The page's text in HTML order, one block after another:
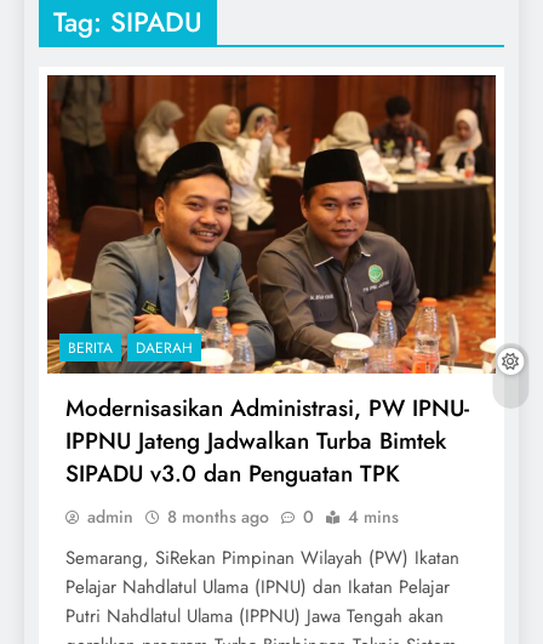
Tag: SIPADU
BERITA DAERAH
Modernisasikan Administrasi, PW IPNU-
IPPNU Jateng Jadwalkan Turba Bimtek
SIPADU v3.0 dan Penguatan TPK
admin 8 months ago 0 4 mins
Semarang, SiRekan Pimpinan Wilayah (PW) Ikatan
Pelajar Nahdlatul Ulama (IPNU) dan Ikatan Pelajar
Putri Nahdlatul Ulama (IPPNU) Jawa Tengah akan